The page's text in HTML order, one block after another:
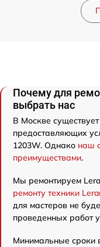
Почему для
выбрать нас
В Москве
предоставляющих
1203W. Однако наш
преимуществами.
Мы ремонтируем
ремонту техники
для мастеров не
проведенных работ
Минимальные сроки